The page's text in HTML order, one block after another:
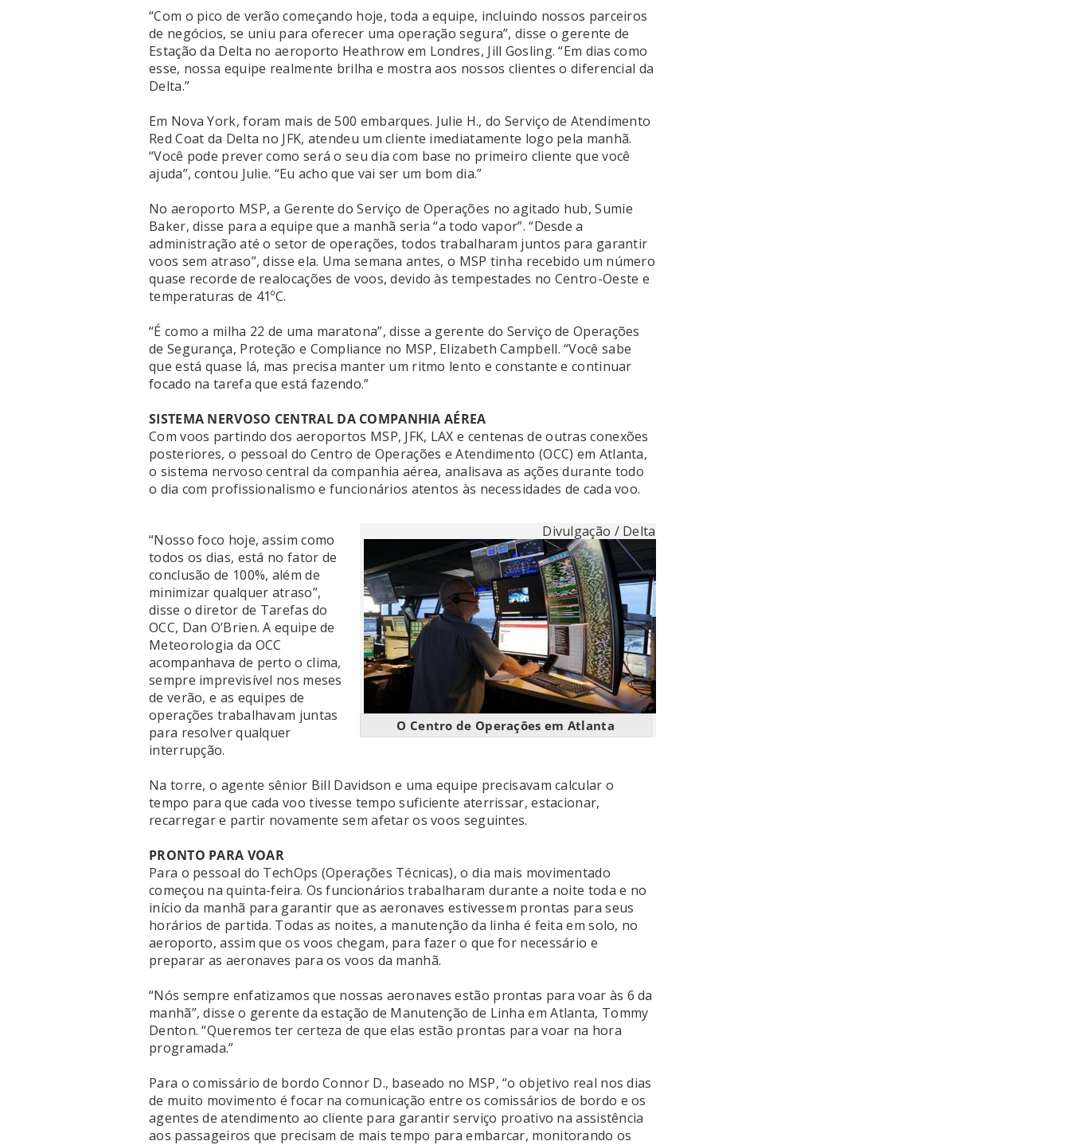
“Com o pico de verão começando hoje, toda a equipe, incluindo nossos parceiros
de negócios, se uniu para oferecer uma operação segura”, disse o gerente de
Estação da Delta no aeroporto Heathrow em Londres, Jill Gosling. “Em dias como
esse, nossa equipe realmente brilha e mostra aos nossos clientes o diferencial da
Delta.”
Em Nova York, foram mais de 500 embarques. Julie H., do Serviço de Atendimento
Red Coat da Delta no JFK, atendeu um cliente imediatamente logo pela manhã.
“Você pode prever como será o seu dia com base no primeiro cliente que você
ajuda”, contou Julie. “Eu acho que vai ser um bom dia.”
No aeroporto MSP, a Gerente do Serviço de Operações no agitado hub, Sumie
Baker, disse para a equipe que a manhã seria “a todo vapor”. “Desde a
administração até o setor de operações, todos trabalharam juntos para garantir
voos sem atraso”, disse ela. Uma semana antes, o MSP tinha recebido um número
quase recorde de realocações de voos, devido às tempestades no Centro-Oeste e
temperaturas de 41ºC.
“É como a milha 22 de uma maratona”, disse a gerente do Serviço de Operações
de Segurança, Proteção e Compliance no MSP, Elizabeth Campbell. “Você sabe
que está quase lá, mas precisa manter um ritmo lento e constante e continuar
focado na tarefa que está fazendo.”
SISTEMA NERVOSO CENTRAL DA COMPANHIA AÉREA
Com voos partindo dos aeroportos MSP, JFK, LAX e centenas de outras conexões
posteriores, o pessoal do Centro de Operações e Atendimento (OCC) em Atlanta,
o sistema nervoso central da companhia aérea, analisava as ações durante todo
o dia com profissionalismo e funcionários atentos às necessidades de cada voo.
Divulgação / Delta
O Centro de Operações em Atlanta
“Nosso foco hoje, assim como
todos os dias, está no fator de
conclusão de 100%, além de
minimizar qualquer atraso”,
disse o diretor de Tarefas do
OCC, Dan O’Brien. A equipe de
Meteorologia da OCC
acompanhava de perto o clima,
sempre imprevisível nos meses
de verão, e as equipes de
operações trabalhavam juntas
para resolver qualquer
interrupção.
Na torre, o agente sênior Bill Davidson e uma equipe precisavam calcular o
tempo para que cada voo tivesse tempo suficiente aterrissar, estacionar,
recarregar e partir novamente sem afetar os voos seguintes.
PRONTO PARA VOAR
Para o pessoal do TechOps (Operações Técnicas), o dia mais movimentado
começou na quinta-feira. Os funcionários trabalharam durante a noite toda e no
início da manhã para garantir que as aeronaves estivessem prontas para seus
horários de partida. Todas as noites, a manutenção da linha é feita em solo, no
aeroporto, assim que os voos chegam, para fazer o que for necessário e
preparar as aeronaves para os voos da manhã.
“Nós sempre enfatizamos que nossas aeronaves estão prontas para voar às 6 da
manhã”, disse o gerente da estação de Manutenção de Linha em Atlanta, Tommy
Denton. “Queremos ter certeza de que elas estão prontas para voar na hora
programada.”
Para o comissário de bordo Connor D., baseado no MSP, “o objetivo real nos dias
de muito movimento é focar na comunicação entre os comissários de bordo e os
agentes de atendimento ao cliente para garantir serviço proativo na assistência
aos passageiros que precisam de mais tempo para embarcar, monitorando os